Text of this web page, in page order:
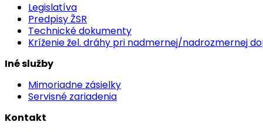
Legislatíva
Predpisy ŽSR
Technické dokumenty
Kríženie žel. dráhy pri nadmernej/nadrozmernej
Iné služby
Mimoriadne zásielky
Servisné zariadenia
Kontakt